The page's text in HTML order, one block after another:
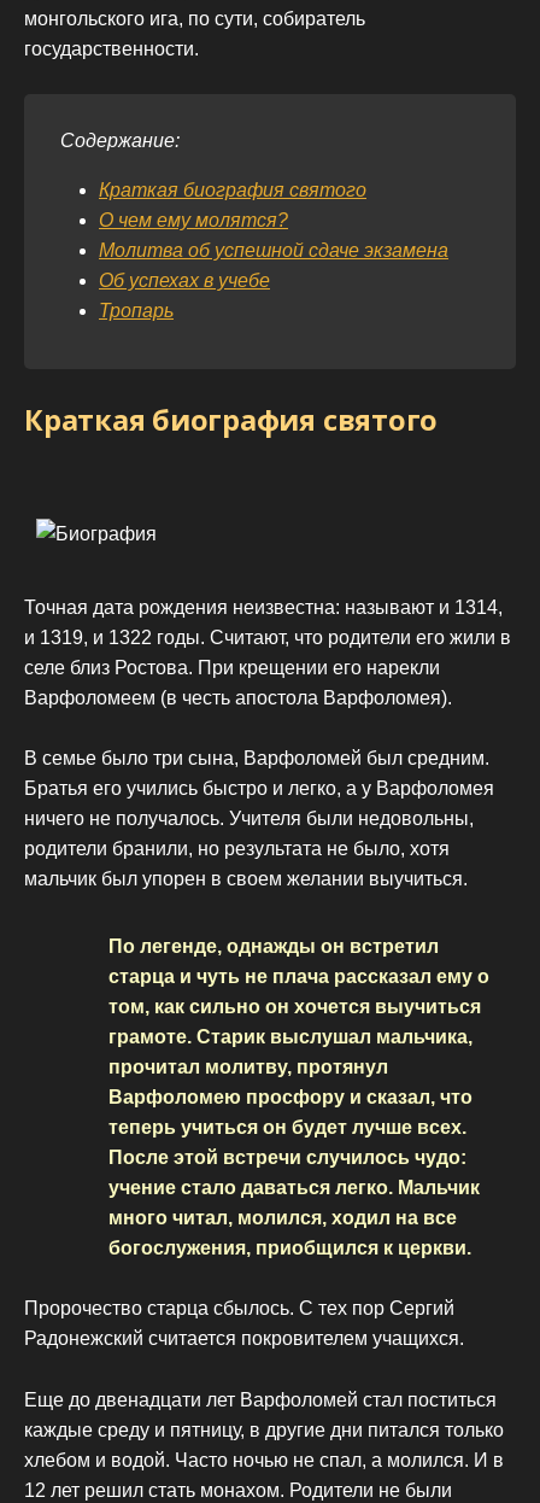
монгольского ига, по сути, собиратель
государственности.
Содержание:
Краткая биография святого
О чем ему молятся?
Молитва об успешной сдаче экзамена
Об успехах в учебе
Тропарь
Краткая биография святого
Точная дата рождения неизвестна: называют и 1314,
и 1319, и 1322 годы. Считают, что родители его жили в
селе близ Ростова. При крещении его нарекли
Варфоломеем (в честь апостола Варфоломея).
В семье было три сына, Варфоломей был средним.
Братья его учились быстро и легко, а у Варфоломея
ничего не получалось. Учителя были недовольны,
родители бранили, но результата не было, хотя
мальчик был упорен в своем желании выучиться.
По легенде, однажды он встретил
старца и чуть не плача рассказал ему о
том, как сильно он хочется выучиться
грамоте. Старик выслушал мальчика,
прочитал молитву, протянул
Варфоломею просфору и сказал, что
теперь учиться он будет лучше всех.
После этой встречи случилось чудо:
учение стало даваться легко. Мальчик
много читал, молился, ходил на все
богослужения, приобщился к церкви.
Пророчество старца сбылось. С тех пор Сергий
Радонежский считается покровителем учащихся.
Еще до двенадцати лет Варфоломей стал поститься
каждые среду и пятницу, в другие дни питался только
хлебом и водой. Часто ночью не спал, а молился. И в
12 лет решил стать монахом. Родители не были